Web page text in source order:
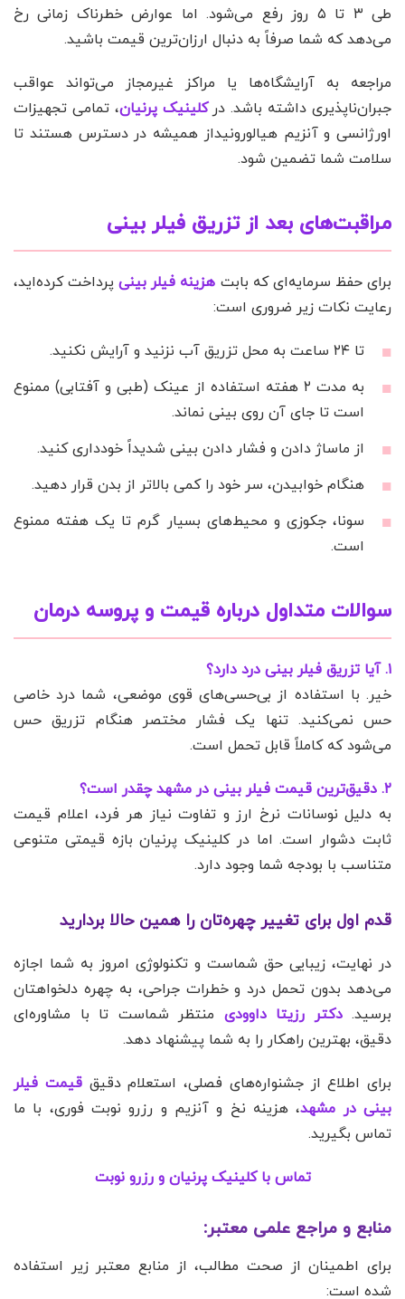
طی ۳ تا ۵ روز رفع می‌شود. اما عوارض خطرناک زمانی رخ
می‌دهد که شما صرفاً به دنبال ارزان‌ترین قیمت باشید.
مراجعه به آرایشگاه‌ها یا مراکز غیرمجاز می‌تواند عواقب
جبران‌ناپذیری داشته باشد. درکلینیک پرنیان، تمامی تجهیزات
اورژانسی و آنزیم هیالورونیداز همیشه در دسترس هستند تا
سلامت شما تضمین شود.
مراقبت‌های بعد از تزریق فیلر بینی
برای حفظ سرمایه‌ای که بابت هزینه فیلر بینیپرداخت کرده‌اید،
رعایت نکات زیر ضروری است:
تا ۲۴ ساعت به محل تزریق آب نزنید و آرایش نکنید.
به مدت ۲ هفته استفاده از عینک (طبی و آفتابی) ممنوع
است تا جای آن روی بینی نماند.
از ماساژ دادن و فشار دادن بینی شدیداً خودداری کنید.
هنگام خوابیدن، سر خود را کمی بالاتر از بدن قرار دهید.
سونا، جکوزی و محیط‌های بسیار گرم تا یک هفته ممنوع
است.
سوالات متداول درباره قیمت و پروسه درمان
۱. آیا تزریق فیلر بینی درد دارد؟
خیر. با استفاده از بی‌حسی‌های قوی موضعی، شما درد خاصی
حس نمی‌کنید. تنها یک فشار مختصر هنگام تزریق حس
می‌شود که کاملاً قابل تحمل است.
۲. دقیق‌ترین قیمت فیلر بینی در مشهد چقدر است؟
به دلیل نوسانات نرخ ارز و تفاوت نیاز هر فرد، اعلام قیمت
ثابت دشوار است. اما در کلینیک پرنیان بازه قیمتی متنوعی
متناسب با بودجه شما وجود دارد.
قدم اول برای تغییر چهره‌تان را همین حالا بردارید
در نهایت، زیبایی حق شماست و تکنولوژی امروز به شما اجازه
می‌دهد بدون تحمل درد و خطرات جراحی، به چهره دلخواهتان
برسید.دکتر رزیتا داوودی منتظر شماست تا با مشاوره‌ای
دقیق، بهترین راهکار را به شما پیشنهاد دهد.
برای اطلاع از جشنواره‌های فصلی، استعلام دقیققیمت فیلر
بینی در مشهد، هزینه نخ و آنزیم و رزرو نوبت فوری، با ما
تماس بگیرید.
تماس با کلینیک پرنیان و رزرو نوبت
منابع و مراجع علمی معتبر:
برای اطمینان از صحت مطالب، از منابع معتبر زیر استفاده
شده است: